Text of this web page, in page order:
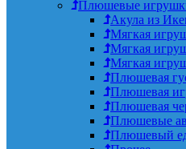
Плюшевые
Акула из
Мягкая
Мягкая
Мягкая
Плюшевая
Плюшевая
Плюшевая
Плюшевые
Плюшевый